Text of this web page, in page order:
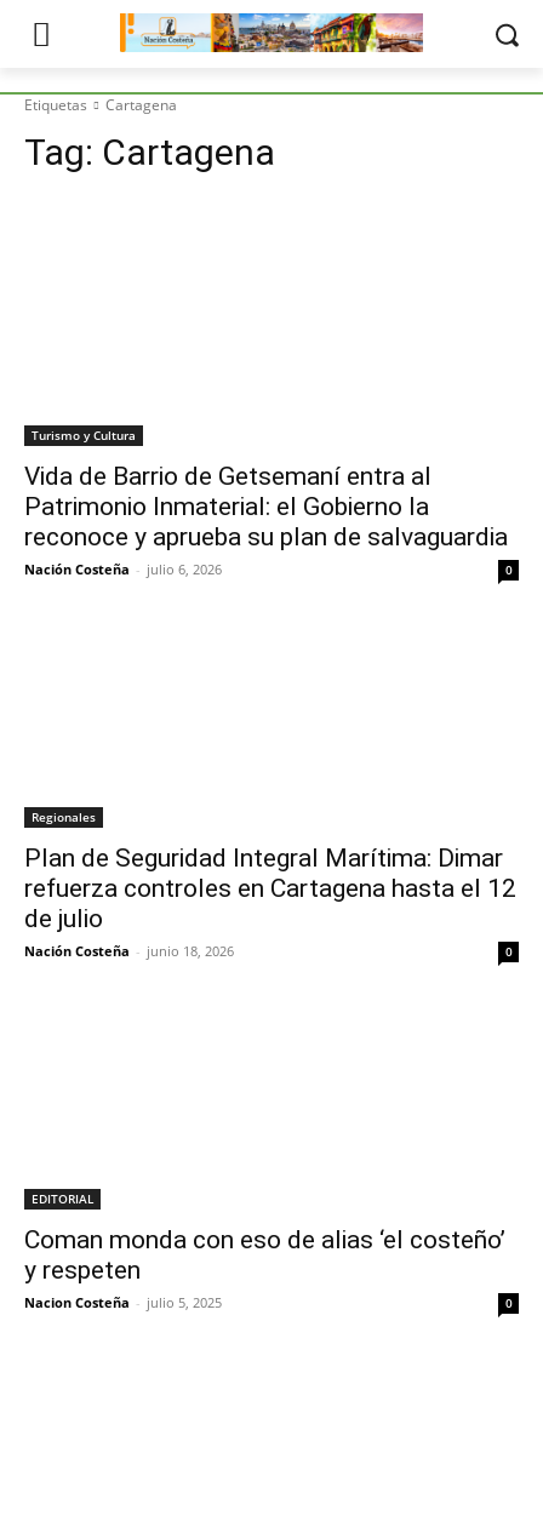
Etiquetas Cartagena
Tag: Cartagena
Turismo y Cultura
Vida de Barrio de Getsemaní entra al
Patrimonio Inmaterial: el Gobierno la
reconoce y aprueba su plan de salvaguardia
Nación Costeña - julio 6, 2026 0
Regionales
Plan de Seguridad Integral Marítima: Dimar
refuerza controles en Cartagena hasta el 12
de julio
Nación Costeña - junio 18, 2026 0
EDITORIAL
Coman monda con eso de alias ‘el costeño’
y respeten
Nacion Costeña - julio 5, 2025 0